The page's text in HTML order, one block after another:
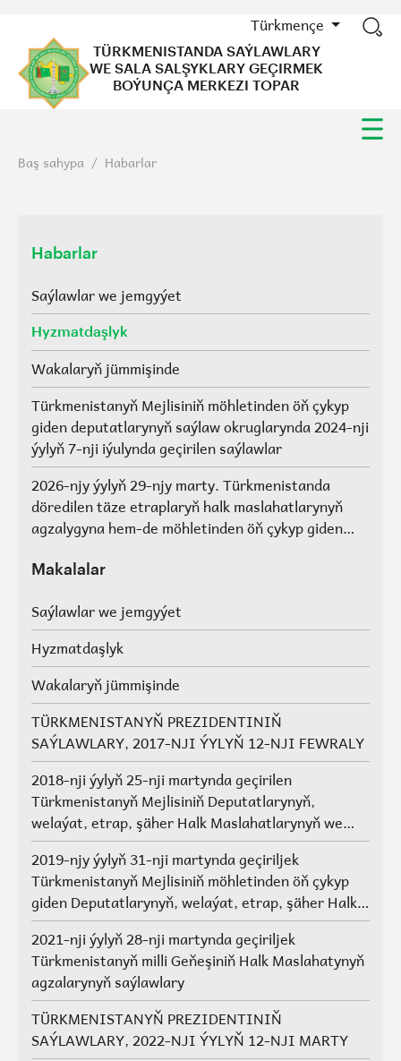
Türkmençe
TÜRKMENISTANDA SAÝLAWLARY
WE SALA SALŞYKLARY GEÇIRMEK
BOÝUNÇA MERKEZI TOPAR
Baş sahypa / Habarlar
Habarlar
Saýlawlar we jemgyýet
Hyzmatdaşlyk
Wakalaryň jümmişinde
Türkmenistanyň Mejlisiniň möhletinden öň çykyp
giden deputatlarynyň saýlaw okruglarynda 2024-nji
ýylyň 7-nji iýulynda geçirilen saýlawlar
2026-njy ýylyň 29-njy marty. Türkmenistanda
döredilen täze etraplaryň halk maslahatlarynyň
agzalygyna hem-de möhletinden öň çykyp giden
maslahatlarynyň we Geňeşleriň agzalarynyň ýerine
Makalalar
Saýlawlar we jemgyýet
Hyzmatdaşlyk
Wakalaryň jümmişinde
TÜRKMENISTANYŇ PREZIDENTINIŇ
SAÝLAWLARY, 2017-NJI ÝYLYŇ 12-NJI FEWRALY
2018-nji ýylyň 25-nji martynda geçirilen
Türkmenistanyň Mejlisiniň Deputatlarynyň,
welaýat, etrap, şäher Halk Maslahatlarynyň we
Geňeşleriň agzalarynyň saýlawlary.
2019-njy ýylyň 31-nji martynda geçiriljek
Türkmenistanyň Mejlisiniň möhletinden öň çykyp
giden Deputatlarynyň, welaýat, etrap, şäher Halk
Maslahatlarynyň we Geňeşleriň agzalarynyň ýerine
saýlawlar
2021-nji ýylyň 28-nji martynda geçiriljek
Türkmenistanyň milli Geňeşiniň Halk Maslahatynyň
agzalarynyň saýlawlary
TÜRKMENISTANYŇ PREZIDENTINIŇ
SAÝLAWLARY, 2022-NJI ÝYLYŇ 12-NJI MARTY